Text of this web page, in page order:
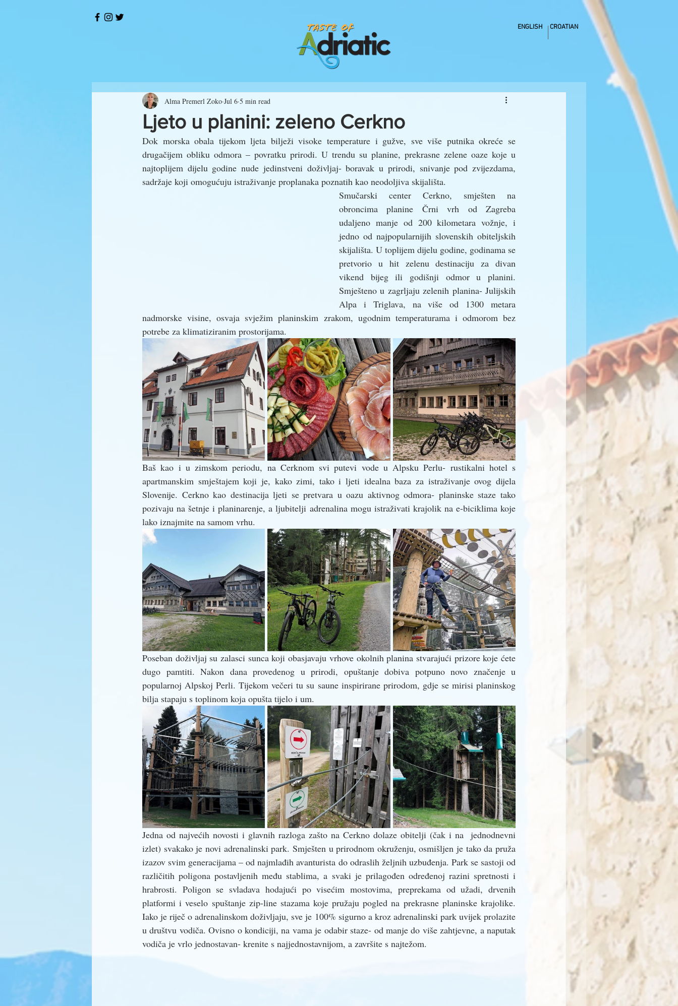
ENGLISH CROATIAN
Ljeto u planini: zeleno Cerkno
Alma Premerl Zoko Jul 6 5 min read
Dok morska obala tijekom ljeta bilježi visoke temperature i gužve, sve više putnika okreće se
drugačijem obliku odmora – povratku prirodi. U trendu su planine, prekrasne zelene oaze koje u
najtoplijem dijelu godine nude jedinstveni doživljaj- boravak u prirodi, snivanje pod zvijezdama,
sadržaje koji omogućuju istraživanje proplanaka poznatih kao neodoljiva skijališta.
Smučarski center Cerkno, smješten na
obroncima planine Črni vrh od Zagreba
udaljeno manje od 200 kilometara vožnje, i
jedno od najpopularnijih slovenskih obiteljskih
skijališta. U toplijem dijelu godine, godinama se
pretvorio u hit zelenu destinaciju za divan
vikend bijeg ili godišnji odmor u planini.
Smješteno u zagrljaju zelenih planina- Julijskih
Alpa i Triglava, na više od 1300 metara
nadmorske visine, osvaja svježim planinskim zrakom, ugodnim temperaturama i odmorom bez
potrebe za klimatiziranim prostorijama.
Baš kao i u zimskom periodu, na Cerknom svi putevi vode u Alpsku Perlu- rustikalni hotel s
apartmanskim smještajem koji je, kako zimi, tako i ljeti idealna baza za istraživanje ovog dijela
Slovenije. Cerkno kao destinacija ljeti se pretvara u oazu aktivnog odmora- planinske staze tako
pozivaju na šetnje i planinarenje, a ljubitelji adrenalina mogu istraživati krajolik na e-biciklima koje
lako iznajmite na samom vrhu.
Poseban doživljaj su zalasci sunca koji obasjavaju vrhove okolnih planina stvarajući prizore koje ćete
dugo pamtiti. Nakon dana provedenog u prirodi, opuštanje dobiva potpuno novo značenje u
popularnoj Alpskoj Perli. Tijekom večeri tu su saune inspirirane prirodom, gdje se mirisi planinskog
bilja stapaju s toplinom koja opušta tijelo i um.
Jedna od najvećih novosti i glavnih razloga zašto na Cerkno dolaze obitelji (čak i na  jednodnevni
izlet) svakako je novi adrenalinski park. Smješten u prirodnom okruženju, osmišljen je tako da pruža
izazov svim generacijama – od najmlađih avanturista do odraslih željnih uzbuđenja. Park se sastoji od
različitih poligona postavljenih među stablima, a svaki je prilagođen određenoj razini spretnosti i
hrabrosti. Poligon se svladava hodajući po visećim mostovima, preprekama od užadi, drvenih
platformi i veselo spuštanje zip-line stazama koje pružaju pogled na prekrasne planinske krajolike.
Iako je riječ o adrenalinskom doživljaju, sve je 100% sigurno a kroz adrenalinski park uvijek prolazite
u društvu vodiča. Ovisno o kondiciji, na vama je odabir staze- od manje do više zahtjevne, a naputak
vodiča je vrlo jednostavan- krenite s najjednostavnijom, a završite s najtežom.